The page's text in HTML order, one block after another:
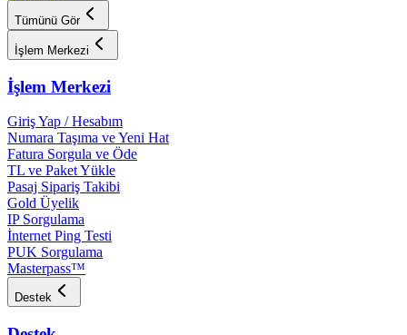
Tümünü Gör
İşlem Merkezi
İşlem Merkezi
Giriş Yap / Hesabım
Numara Taşıma ve Yeni Hat
Fatura Sorgula ve Öde
TL ve Paket Yükle
Pasaj Sipariş Takibi
Gold Üyelik
IP Sorgulama
İnternet Ping Testi
PUK Sorgulama
Masterpass™
Destek